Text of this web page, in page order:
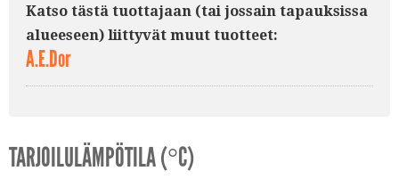
Katso tästä tuottajaan (tai jossain tapauksissa
alueeseen) liittyvät muut tuotteet:
A.E.Dor
TARJOILULÄMPÖTILA (°C)